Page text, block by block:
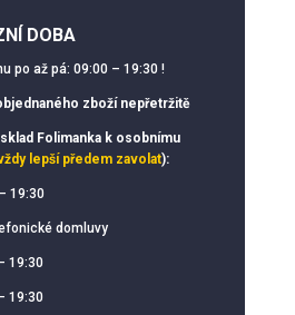
DOBA
po až pá: 09:00 – 19:30 !
zboží nepřetržitě
sklad Folimanka k osobnímu
lepší předem zavolat):
19:30
domluvy
19:30
19:30